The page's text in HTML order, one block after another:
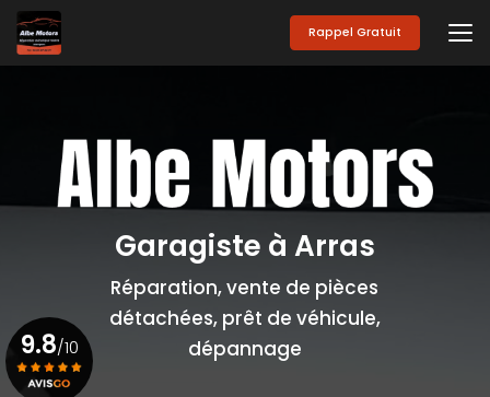
Aller
au
contenu
principal
Rappel Gratuit
Garagiste à Arras
Réparation, vente de pièces
détachées, prêt de véhicule,
dépannage
9.8/10